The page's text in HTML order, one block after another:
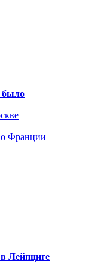
было
Франции
Лейпциге